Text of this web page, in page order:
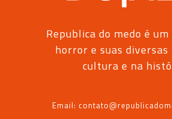
Republica do medo é
horror e suas diversas
cultura e na
Email: